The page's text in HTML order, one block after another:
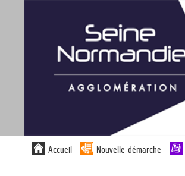
Liste
des
Accueil Nouvelle démarche